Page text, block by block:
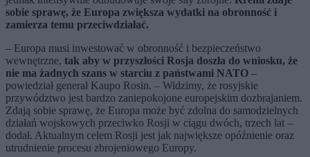
sobie sprawę, że Europa zwiększa wydatki na obronność i
zamierza temu przeciwdziałać.
– Europa musi inwestować w obronność i bezpieczeństwo
wewnętrzne, tak aby w przyszłości Rosja doszła do wniosku, że
nie ma żadnych szans w starciu z państwami NATO –
powiedział generał Kaupo Rosin. – Widzimy, że rosyjskie
przywództwo jest bardzo zaniepokojone europejskim dozbrajaniem.
Zdają sobie sprawę, że Europa może być zdolna do samodzielnych
działań wojskowych przeciwko Rosji w ciągu dwóch, trzech lat –
dodał. Aktualnym celem Rosji jest jak największe opóźnienie oraz
utrudnienie procesu zbrojeniowego Europy.